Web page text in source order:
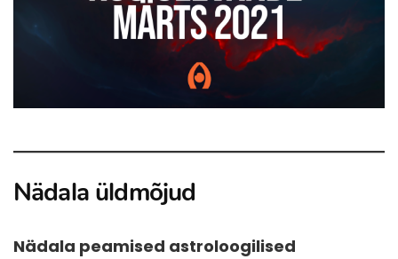
Nädala üldmõjud
Nädala peamised astroloogilised